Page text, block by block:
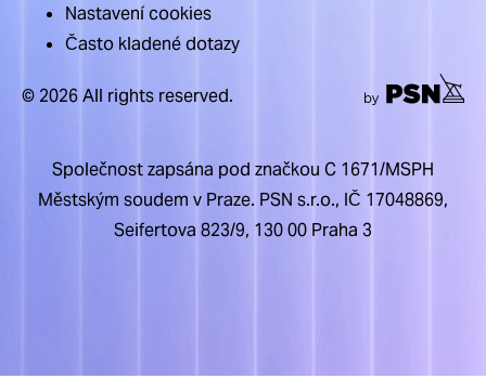
Nastavení cookies
Často kladené dotazy
© 2026 All rights reserved.
Společnost zapsána pod značkou C 1671/MSPH
Městským soudem v Praze. PSN s.r.o., IČ 17048869,
Seifertova 823/9, 130 00 Praha 3